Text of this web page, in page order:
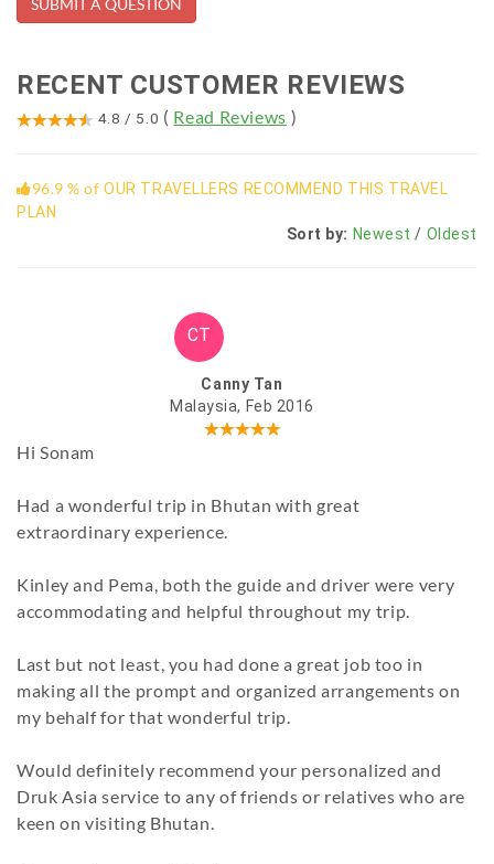
RECENT CUSTOMER REVIEWS
4.8 / 5.0 ( Read Reviews )
96.9 % ofOUR TRAVELLERS RECOMMEND THIS TRAVEL
PLAN
Sort by: Newest / Oldest
CT
Canny Tan
Malaysia, Feb 2016
Hi Sonam
Had a wonderful trip in Bhutan with great
extraordinary experience.
Kinley and Pema, both the guide and driver were very
accommodating and helpful throughout my trip.
Last but not least, you had done a great job too in
making all the prompt and organized arrangements on
my behalf for that wonderful trip.
Would definitely recommend your personalized and
Druk Asia service to any of friends or relatives who are
keen on visiting Bhutan.